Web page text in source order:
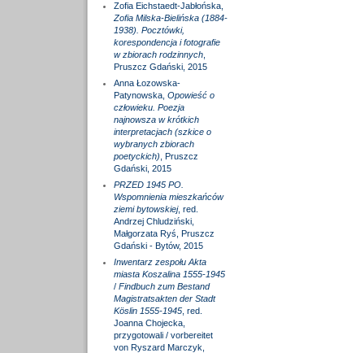
Zofia Eichstaedt-Jabłońska,
Zofia Milska-Bielińska (1884-
1938). Pocztówki,
korespondencja i fotografie
w zbiorach rodzinnych,
Pruszcz Gdański, 2015
Anna Łozowska-
Patynowska, Opowieść o
człowieku. Poezja
najnowsza w krótkich
interpretacjach (szkice o
wybranych zbiorach
poetyckich) , Pruszcz
Gdański, 2015
PRZED 1945 PO.
Wspomnienia mieszkańców
ziemi bytowskiej, red.
Andrzej Chludziński,
Małgorzata Ryś, Pruszcz
Gdański - Bytów, 2015
Inwentarz zespołu Akta
miasta Koszalina 1555-1945
/ Findbuch zum Bestand
Magistratsakten der Stadt
Köslin 1555-1945, red.
Joanna Chojecka,
przygotowali / vorbereitet
von Ryszard Marczyk,